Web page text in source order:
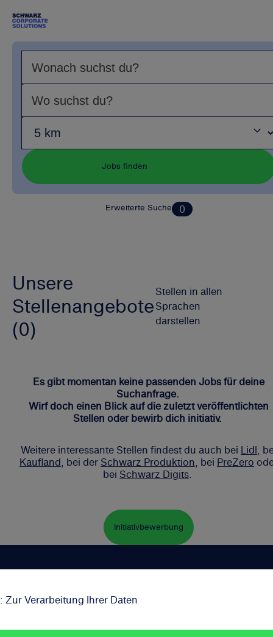
Zur Verarbeitung Ihrer Daten
Jobs finden
Erweiterte Suche 0
Unsere
Stellenangebote
(0)
Stellen in allen
Sprachen
darstellen
Es gibt momentan keine passenden Jobs für deine
Suchanfrage.
Wirf doch einen Blick auf die zuletzt veröffentlichten
Stellen oder bewirb dich initiativ.
Weitere interessante Stellen findest du auch bei Lidl,
Kaufland, bei der Schwarz Produktion, bei PreZero
bei Schwarz Digits.
Initiativbewerbung